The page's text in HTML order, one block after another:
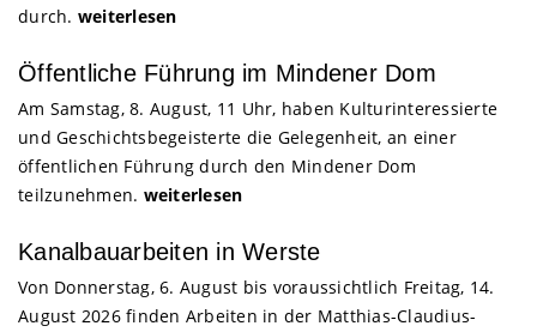
durch. weiterlesen
Öffentliche Führung im Mindener Dom
Am Samstag, 8. August, 11 Uhr, haben Kulturinteressierte
und Geschichtsbegeisterte die Gelegenheit, an einer
öffentlichen Führung durch den Mindener Dom
teilzunehmen. weiterlesen
Kanalbauarbeiten in Werste
Von Donnerstag, 6. August bis voraussichtlich Freitag, 14.
August 2026 finden Arbeiten in der Matthias-Claudius-